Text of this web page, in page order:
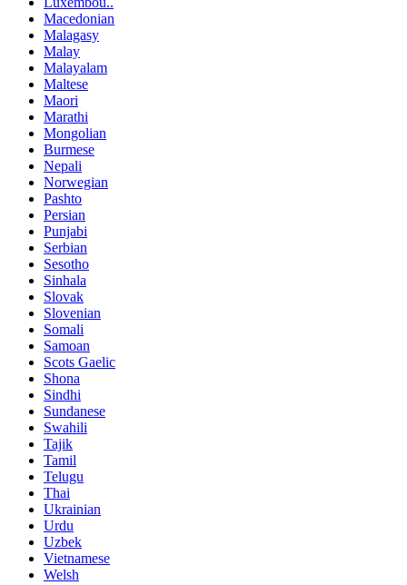
Macedonian
Malagasy
Malay
Malayalam
Maltese
Maori
Marathi
Mongolian
Burmese
Nepali
Norwegian
Pashto
Persian
Punjabi
Serbian
Sesotho
Sinhala
Slovak
Slovenian
Somali
Samoan
Scots Gaelic
Shona
Sindhi
Sundanese
Swahili
Tajik
Tamil
Telugu
Thai
Ukrainian
Urdu
Uzbek
Vietnamese
Welsh